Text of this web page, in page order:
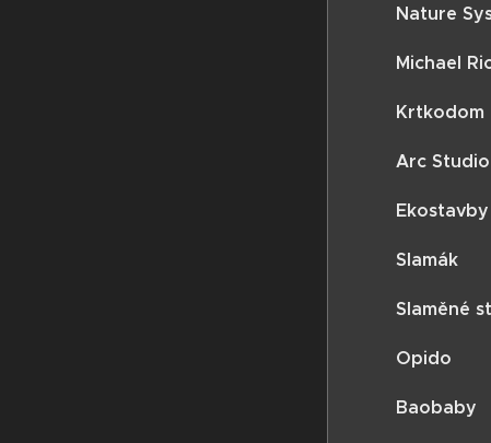
Nature
Michael
Krtkodom
Arc
Ekostavby
Slamák
Slaměné
Opido
Baobaby